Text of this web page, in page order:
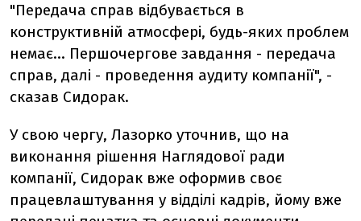
"Передача справ відбувається в
конструктивній атмосфері, будь-яких проблем
немає... Першочергове завдання - передача
справ, далі - проведення аудиту компанії", -
сказав Сидорак.
У свою чергу, Лазорко уточнив, що на
виконання рішення Наглядової ради
компанії, Сидорак вже оформив своє
працевлаштування у відділі кадрів, йому вже